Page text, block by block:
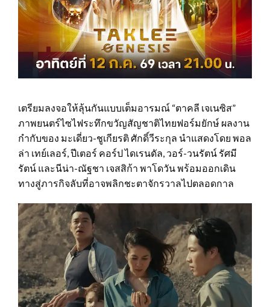
เตรียมลงจอให้ลุ้นกันแบบเต็มอารมณ์ “ตาคลี เจเนซิส”
ภาพยนตร์ไซไฟระทึกขวัญสัญชาติไทยฟอร์มยักษ์ ผลงาน
กำกับของ มะเดี่ยว-ชูเกียรติ ศักดิ์วีระกุล นำแสดงโดย พอล
ล่า เทย์เลอร์, ปีเตอร์ คอร์ป ไดเรนดัล, วอร์-วนรัตน์ รัศมี
รัตน์ และนีน่า-ณัฐชา เจสสิก้า พาโดวัน พร้อมออกเดิน
ทางสู่ภารกิจลับที่อาจพลิกชะตาจักรวาลไปตลอดกาล